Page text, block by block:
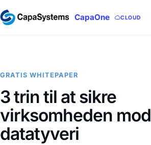
CapaOne CLOUD
GRATIS WHITEPAPER
3 trin til at sikre
virksomheden mod
datatyveri